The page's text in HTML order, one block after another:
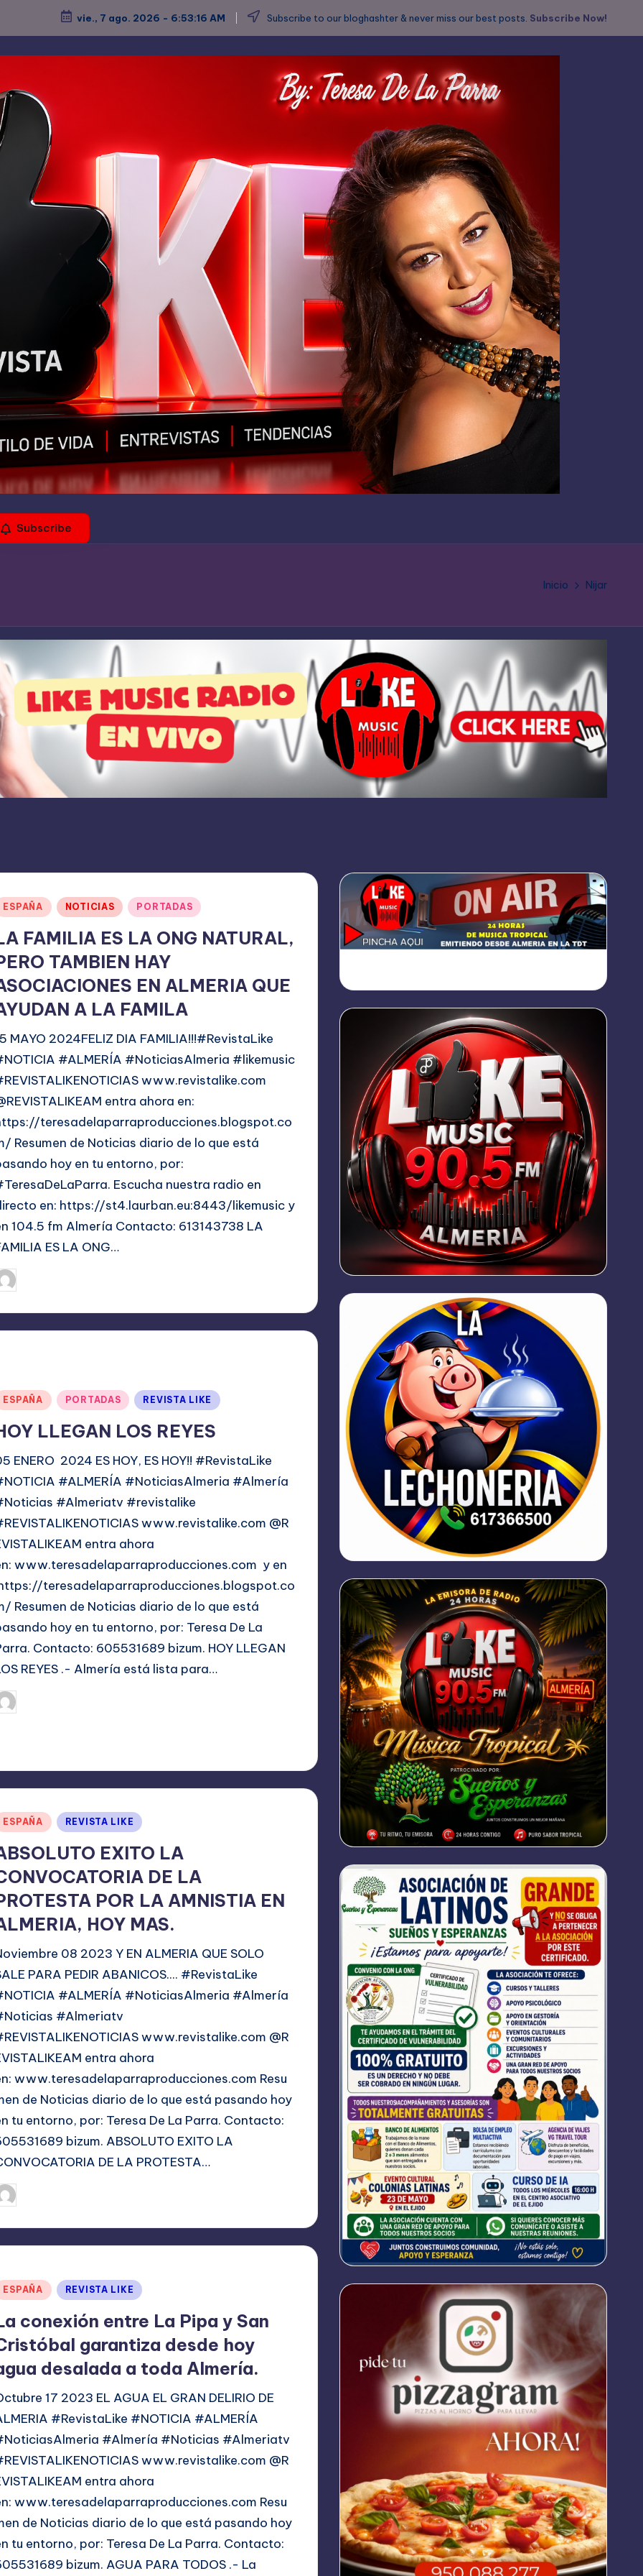
vie., 7 ago. 2026 - 6:53:18 AM Subscribe to our bloghashter & never miss our best posts. Subscribe Now!
Subscribe
Inicio Nijar
ESPAÑA NOTICIAS PORTADAS
FAMILIA ES LA ONG NATURAL,
TAMBIEN HAY
EN ALMERIA QUE
A LA FAMILA
MAYO 2024FELIZ DIA FAMILIA!!!#RevistaLike
#ALMERÍA #NoticiasAlmeria #likemusic
www.revistalike.com
entra ahora en:
teresadelaparraproducciones.blogspot.co
Resumen de Noticias diario de lo que está
hoy en tu entorno, por:
Escucha nuestra radio en
en: https://st4.laurban.eu:8443/likemusic y
104.5 fm Almería Contacto: 613143738 LA
ES LA ONG…
ESPAÑA PORTADAS REVISTA LIKE
LLEGAN LOS REYES
ENERO 2024 ES HOY, ES HOY!! #RevistaLike
#ALMERÍA #NoticiasAlmeria #Almería
#Almeriatv #revistalike
www.revistalike.com @R
entra ahora
www.teresadelaparraproducciones.com y en
teresadelaparraproducciones.blogspot.co
Resumen de Noticias diario de lo que está
hoy en tu entorno, por: Teresa De La
Contacto: 605531689 bizum. HOY LLEGAN
REYES .- Almería está lista para…
ESPAÑA REVISTA LIKE
EXITO LA
DE LA
POR LA AMNISTIA EN
HOY MAS.
08 2023 Y EN ALMERIA QUE SOLO
PARA PEDIR ABANICOS.... #RevistaLike
#ALMERÍA #NoticiasAlmeria #Almería
#Almeriatv
www.revistalike.com @R
entra ahora
www.teresadelaparraproducciones.com Resu
de Noticias diario de lo que está pasando hoy
tu entorno, por: Teresa De La Parra. Contacto:
bizum. ABSOLUTO EXITO LA
DE LA PROTESTA…
ESPAÑA REVISTA LIKE
conexión entre La Pipa y San
garantiza desde hoy
desalada a toda Almería.
17 2023 EL AGUA EL GRAN DELIRIO DE
#RevistaLike #NOTICIA #ALMERÍA
#Almería #Noticias #Almeriatv
www.revistalike.com @R
entra ahora
www.teresadelaparraproducciones.com Resu
de Noticias diario de lo que está pasando hoy
tu entorno, por: Teresa De La Parra. Contacto:
bizum. AGUA PARA TODOS .- La
sid=1